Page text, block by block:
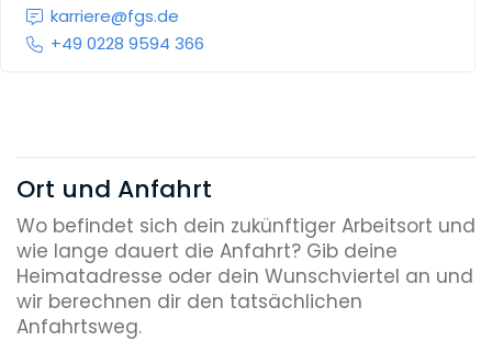
karriere@fgs.de
+49 0228 9594 366
Ort und Anfahrt
Wo befindet sich dein zukünftiger Arbeitsort und
wie lange dauert die Anfahrt? Gib deine
Heimatadresse oder dein Wunschviertel an und
wir berechnen dir den tatsächlichen
Anfahrtsweg.